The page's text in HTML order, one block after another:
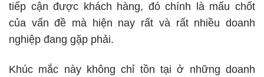
tiếp cận được khách hàng, đó chính là mấu chốt
của vấn đề mà hiện nay rất và rất nhiều doanh
nghiệp đang gặp phải.
Khúc mắc này không chỉ tồn tại ở những doanh